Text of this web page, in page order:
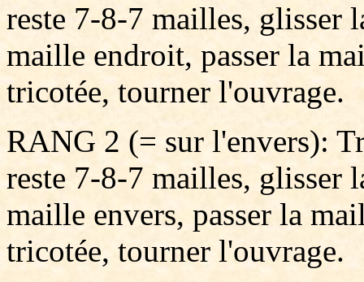
reste 7-8-7 mailles, glisser
maille endroit, passer la
tricotée, tourner l'ouvrage.
RANG 2 (= sur l'envers):
reste 7-8-7 mailles, glisser
maille envers, passer la
tricotée, tourner l'ouvrage.